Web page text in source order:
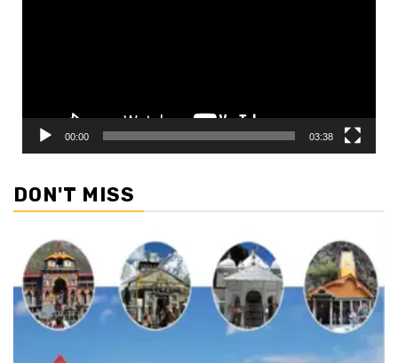
00:00 03:38
DON'T MISS